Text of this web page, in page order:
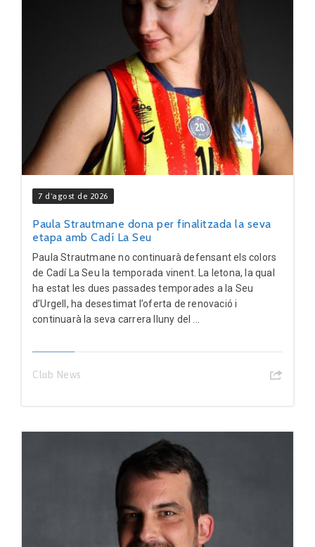
7 d'agost de 2026
Paula Strautmane dona per finalitzada la seva
etapa amb Cadí La Seu
Paula Strautmane no continuarà defensant els colors
de Cadí La Seu la temporada vinent. La letona, la qual
ha estat les dues passades temporades a la Seu
d’Urgell, ha desestimat l’oferta de renovació i
continuarà la seva carrera lluny del ...
Club News